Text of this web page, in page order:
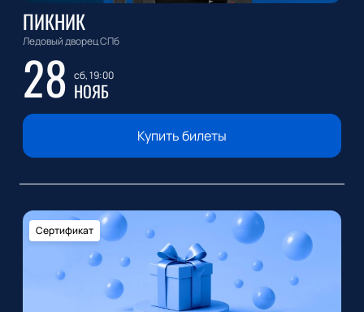
ПИКНИК
Ледовый дворец СПб
28 сб, 19:00
НОЯБ
Купить билеты
Сертификат